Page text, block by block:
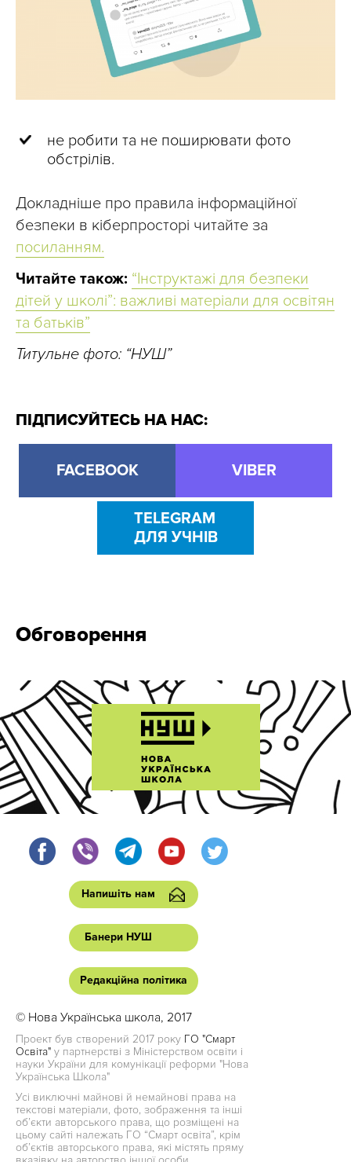
не робити та не поширювати фото
обстрілів.
Докладніше про правила інформаційної
безпеки в кіберпросторі читайте за
посиланням.
Читайте також: “Інструктажі для безпеки
дітей у школі”: важливі матеріали для освітян
та батьків”
Титульне фото: “НУШ”
ПІДПИСУЙТЕСЬ НА НАС:
FACEBOOK VIBER
TELEGRAM
ДЛЯ УЧНІВ
Обговорення
Напишіть нам
Банери НУШ
Редакційна політика
© Нова Українська школа, 2017
Проект був створений 2017 року ГО "Смарт
Освіта" у партнерстві з Міністерством освіти і
науки України для комунікації реформи "Нова
Українська Школа"
Усі виключні майнові й немайнові права на
текстові матеріали, фото, зображення та інші
об’єкти авторського права, що розміщені на
цьому сайті належать ГО “Смарт освіта”, крім
об’єктів авторського права, які містять пряму